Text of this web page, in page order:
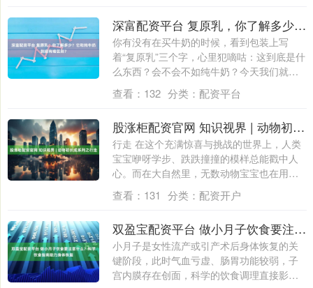
深富配资平台 复原乳，你了解多少？它和纯牛奶到底有啥区别？
你有没有在买牛奶的时候，看到包装上写
着“复原乳”三个字，心里犯嘀咕：这到底是什
么东西？会不会不如纯牛奶？今天我们就来
聊聊....
查看： 132 分类： 配资平台
股涨柜配资官网 知识视界 | 动物初长成系列之行走
行走 在这个充满惊喜与挑战的世界上，人类
宝宝咿呀学步、跌跌撞撞的模样总能戳中人
心。而在大自然里，无数动物宝宝也在用自
己的....
查看： 131 分类： 配资开户
双盈宝配资平台 做小月子饮食要注意什么？科学饮食指南助力身体恢复
小月子是女性流产或引产术后身体恢复的关
键阶段，此时气血亏虚、肠胃功能较弱，子
宫内膜存在创面，科学的饮食调理直接影响